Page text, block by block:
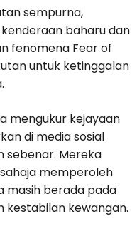
sempurna,
baharu dan
fenomena Fear of
untuk ketinggalan
mengukur kejayaan
di media sosial
sebenar. Mereka
memperoleh
masih berada pada
kestabilan kewangan.